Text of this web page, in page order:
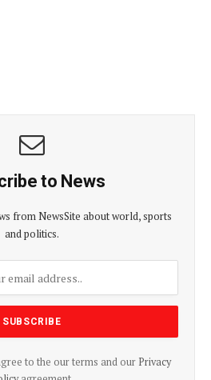
to News
from NewsSite about world, sports
and politics.
to the our terms and our Privacy